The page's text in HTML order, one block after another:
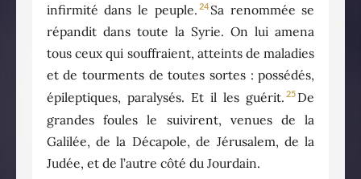
infirmité dans le peuple. 24 Sa renommée se
répandit dans toute la Syrie. On lui amena
tous ceux qui souffraient, atteints de maladies
et de tourments de toutes sortes : possédés,
épileptiques, paralysés. Et il les guérit. 25 De
grandes foules le suivirent, venues de la
Galilée, de la Décapole, de Jérusalem, de la
Judée, et de l’autre côté du Jourdain.